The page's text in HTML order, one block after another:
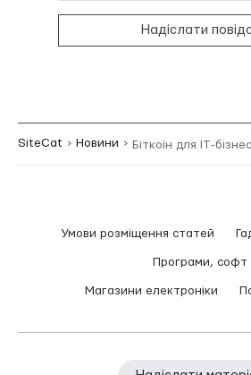
Надіслати
SiteCat Новини Біткоїн для
Умови розміщення статей
Програми, софт
Магазини електроніки